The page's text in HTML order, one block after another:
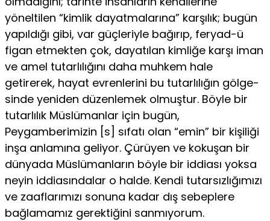
yöneltilen “kimlik dayatma­larına” karşılık; bugün
yapıldığı gibi, var güçleriyle bağırıp, feryad-ü
figan etmekten çok, dayatılan kimliğe karşı iman
ve amel tutarlılığını daha muhkem hale
getirerek, hayat evrenlerini bu tutarlılığın gölge­
sinde yeniden düzenlemek olmuştur. Böyle bir
tutarlılık Müslüman­lar için bugün,
Peygamberimizin [s] sıfatı olan “emin” bir kişiliği
inşa anlamına geliyor. Çürüyen ve kokuşan bir
dünyada Müslümanların böyle bir iddiası yoksa
neyin iddiasındalar o halde. Kendi tutarsız­lığımızı
ve zaaflarımızı sonuna kadar dış sebeplere
bağlamamız ge­rektiğini sanmıyorum.